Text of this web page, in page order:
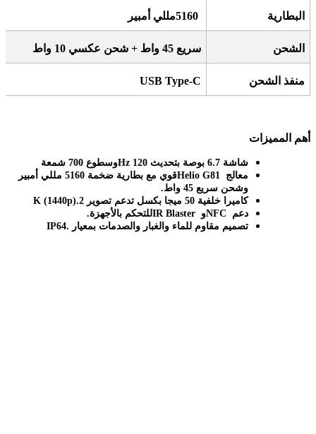
البطارية 5160مللي أمبير
الشحن سريع 45 واط + شحن عكسي 10 واط
منفذ الشحن USB Type-C
أهم المميزات
شاشة 6.7 بوصة بتحديث 120 Hzوسطوع 700 شمعة
معالج
Helio G81
قوي مع بطارية ضخمة 5160 مللي أمبير
وشحن سريع 45 واط
.
كاميرا خلفية 50 ميجا بكسل تدعم تصوير 2
K (1440p).
دعم
NFCو IR Blasterللتحكم بالأجهزة.
تصميم مقاوم للماء والغبار والصدمات بمعيار IP64.